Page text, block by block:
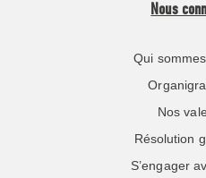
Nous
Qui
Nos
Résolution
S’engager